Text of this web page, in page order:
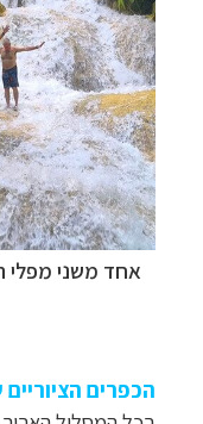
אחד משני מפלי
הכפרים
תכנון
תכנון
ההצעות »